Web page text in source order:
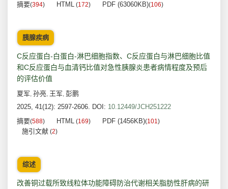
摘要(394) HTML (172) PDF (63060KB)(106)
胰腺疾病
C反应蛋白-白蛋白-淋巴细胞指数、C反应蛋白与淋巴细胞比值
和C反应蛋白与血清钙比值对急性胰腺炎患者病情程度及预后
的评估价值
夏军, 孙亮, 王军, 彭鹏
2025, 41(12): 2597-2606. DOI: 10.12449/JCH251222
摘要(588) HTML (169) PDF (1456KB)(101)
施引文献 (2)
综述
改善铜过载所致线粒体功能障碍防治代谢相关脂肪性肝病的研